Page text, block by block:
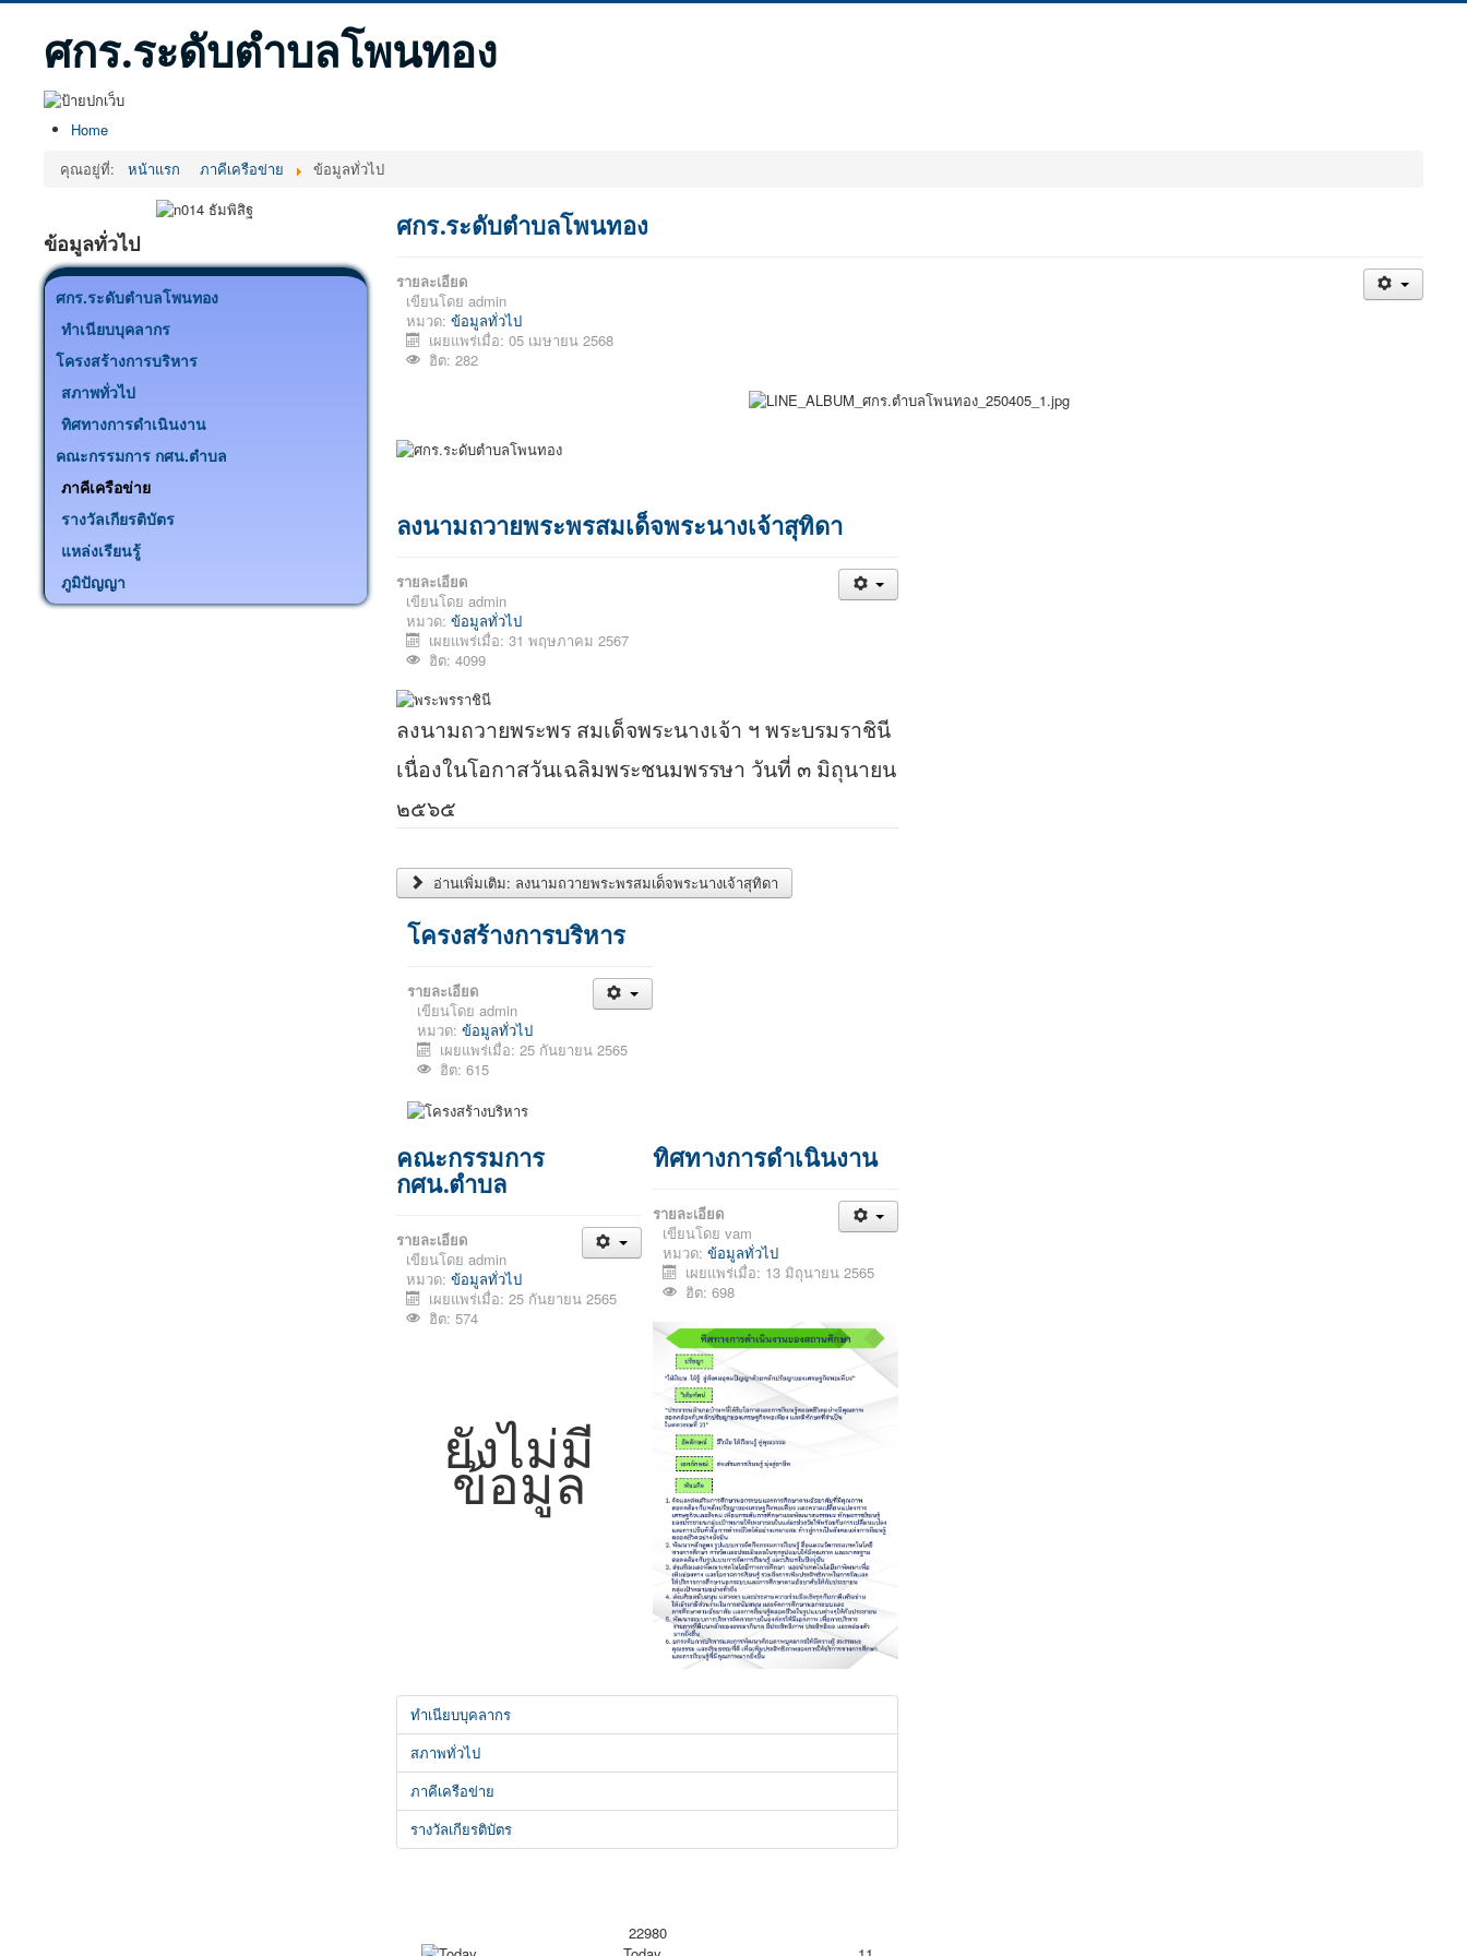
ศกร.ระดับตำบลโพนทอง
Home
คุณอยู่ที่:
หน้าแรก ภาคีเครือข่าย ข้อมูลทั่วไป
ข้อมูลทั่วไป
ศกร.ระดับตำบลโพนทอง
ทำเนียบบุคลากร
โครงสร้างการบริหาร
สภาพทั่วไป
ทิศทางการดำเนินงาน
คณะกรรมการ กศน.ตำบล
ภาคีเครือข่าย
รางวัลเกียรติบัตร
แหล่งเรียนรู้
ภูมิปัญญา
ศกร.ระดับตำบลโพนทอง
รายละเอียด
เขียนโดย admin
หมวด: ข้อมูลทั่วไป
เผยแพร่เมื่อ: 05 เมษายน 2568
ฮิต: 282
ลงนามถวายพระพรสมเด็จพระนางเจ้าสุทิดา
รายละเอียด
เขียนโดย admin
หมวด: ข้อมูลทั่วไป
เผยแพร่เมื่อ: 31 พฤษภาคม 2567
ฮิต: 4099
ลงนามถวายพระพร สมเด็จพระนางเจ้า ฯ พระบรมราชินี
เนื่องในโอกาสวันเฉลิมพระชนมพรรษา วันที่ ๓ มิถุนายน
๒๕๖๕
อ่านเพิ่มเติม: ลงนามถวายพระพรสมเด็จพระนางเจ้าสุทิดา
โครงสร้างการบริหาร
รายละเอียด
เขียนโดย admin
หมวด: ข้อมูลทั่วไป
เผยแพร่เมื่อ: 25 กันยายน 2565
ฮิต: 615
คณะกรรมการ
กศน.ตำบล
รายละเอียด
เขียนโดย admin
หมวด: ข้อมูลทั่วไป
เผยแพร่เมื่อ: 25 กันยายน 2565
ฮิต: 574
ยังไม่มี
ข้อมูล
ทิศทางการดำเนินงาน
รายละเอียด
เขียนโดย vam
หมวด: ข้อมูลทั่วไป
เผยแพร่เมื่อ: 13 มิถุนายน 2565
ฮิต: 698
ทำเนียบบุคลากร
สภาพทั่วไป
ภาคีเครือข่าย
รางวัลเกียรติบัตร
22980